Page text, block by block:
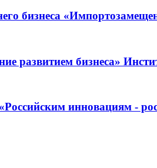
бизнеса
развитием бизнеса»
инновациям -